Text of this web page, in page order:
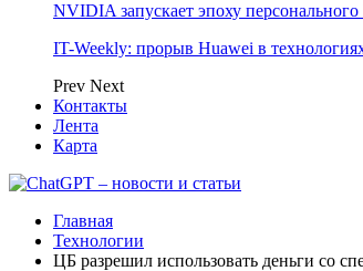
NVIDIA запускает эпоху
IT-Weekly: прорыв Huawei в
Prev Next
Контакты
Лента
Карта
Главная
Технологии
ЦБ разрешил использовать деньги со